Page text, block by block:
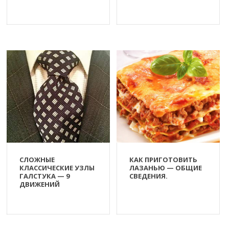
СЛОЖНЫЕ
КЛАССИЧЕСКИЕ УЗЛЫ
ГАЛСТУКА — 9
ДВИЖЕНИЙ
КАК ПРИГОТОВИТЬ
ЛАЗАНЬЮ — ОБЩИЕ
СВЕДЕНИЯ.